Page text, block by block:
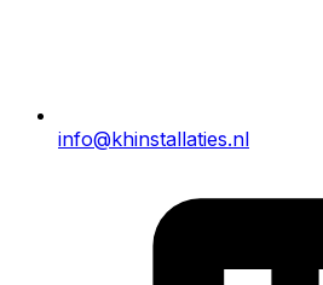
info@khinstallaties.nl